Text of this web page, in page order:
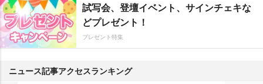
試写会、登壇イベント、サインチェキな
どプレゼント！
プレゼント特集
ニュース記事アクセスランキング